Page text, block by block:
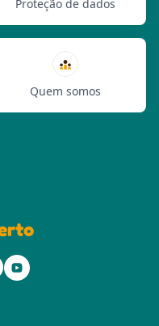
Proteção de dados
Quem somos